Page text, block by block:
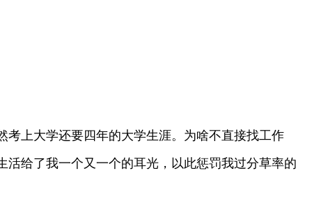
上大学还要四年的大学生涯。为啥不直接找工作
给了我一个又一个的耳光，以此惩罚我过分草率的